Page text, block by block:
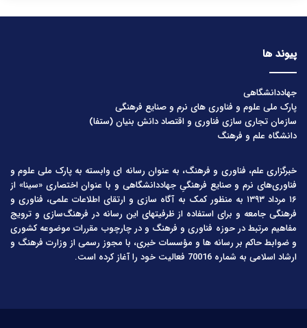
پیوند ها
جهاددانشگاهی
پارک ملی علوم و فناوری های نرم و صنایع فرهنگی
سازمان تجاری سازی فناوری و اقتصاد دانش بنیان (ستفا)
دانشگاه علم و فرهنگ
خبرگزاری علم، فناوری و فرهنگ، به عنوان رسانه ای وابسته به پارک ملی علوم و
فناوری‌های نرم و صنایع فرهنگیِ جهاددانشگاهی و با عنوان اختصاری «سینا» از
۱۶ مرداد ۱۳۹۳ به منظور کمک به آگاه سازی و ارتقای اطلاعات علمی، فناوری و
فرهنگی جامعه و برای استفاده از ظرفیتهای این رسانه در فرهنگ‌سازی و ترویج
مفاهیم مرتبط در حوزه فناوری و فرهنگ و در چارچوب مقررات موضوعه کشوری
و ضوابط حاکم بر رسانه ها و مؤسسات خبری، با مجوز رسمی از وزارت فرهنگ و
ارشاد اسلامی به شماره 70016 فعالیت خود را آغاز کرده است.